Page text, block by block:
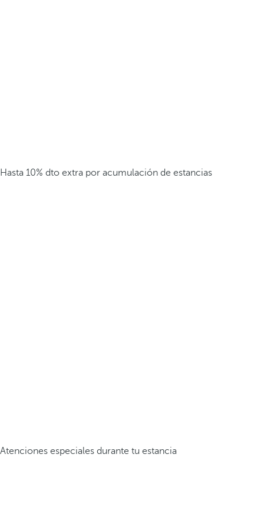
Hasta 10% dto extra por acumulación de estancias
Atenciones especiales durante tu estancia